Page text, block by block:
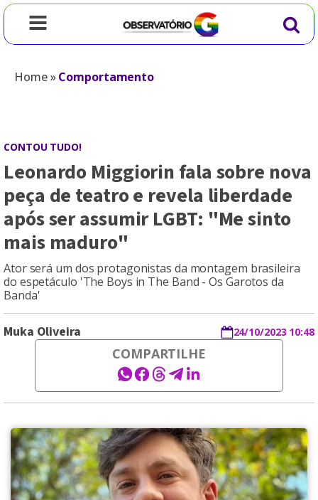
Home»Comportamento
CONTOU TUDO!
Leonardo Miggiorin fala sobre nova
peça de teatro e revela liberdade
após ser assumir LGBT: "Me sinto
mais maduro"
Ator será um dos protagonistas da montagem brasileira
do espetáculo 'The Boys in The Band - Os Garotos da
Banda'
Muka Oliveira 24/10/2023 10:48
COMPARTILHE